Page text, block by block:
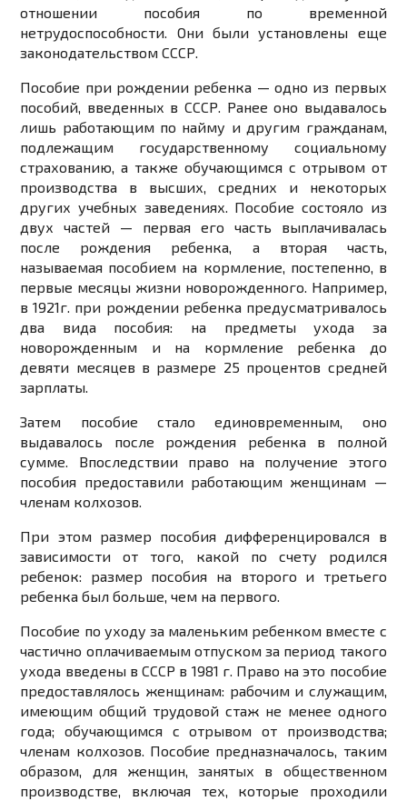
отношении пособия по временной
нетрудоспособности. Они были установлены еще
законодательством СССР.
Пособие при рождении ребенка — одно из первых
пособий, введенных в СССР. Ранее оно выдавалось
лишь работающим по найму и другим гражданам,
подлежащим государственному социальному
страхованию, а также обучающимся с отрывом от
производства в высших, средних и некоторых
других учебных заведениях. Пособие состояло из
двух частей — первая его часть выплачивалась
после рождения ребенка, а вторая часть,
называемая пособием на кормление, постепенно, в
первые месяцы жизни новорожденного. Например,
в 1921г. при рождении ребенка предусматривалось
два вида пособия: на предметы ухода за
новорожденным и на кормление ребенка до
девяти месяцев в размере 25 процентов средней
зарплаты.
Затем пособие стало единовременным, оно
выдавалось после рождения ребенка в полной
сумме. Впоследствии право на получение этого
пособия предоставили работающим женщинам —
членам колхозов.
При этом размер пособия дифференцировался в
зависимости от того, какой по счету родился
ребенок: размер пособия на второго и третьего
ребенка был больше, чем на первого.
Пособие по уходу за маленьким ребенком вместе с
частично оплачиваемым отпуском за период такого
ухода введены в СССР в 1981 г. Право на это пособие
предоставлялось женщинам: рабочим и служащим,
имеющим общий трудовой стаж не менее одного
года; обучающимся с отрывом от производства;
членам колхозов. Пособие предназначалось, таким
образом, для женщин, занятых в общественном
производстве, включая тех, которые проходили